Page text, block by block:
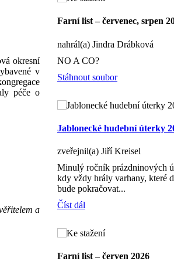
okresní
v
péče o
a
Farní list – červenec, srpen
nahrál(a) Jindra Drábková
NO A CO?
Stáhnout soubor
Jablonecké hudební úterky
zveřejnil(a) Jiří Kreisel
Minulý ročník prázdninových
kdy vždy hrály varhany, které
bude pokračovat...
Číst dál
Farní list – červen 2026